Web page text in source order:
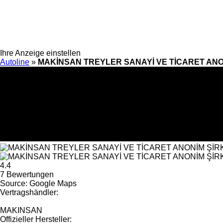
Ihre Anzeige einstellen
Autoline » MAKİNSAN TREYLER SANAYİ VE TİCARET
4.4
7 Bewertungen
Source: Google Maps
Vertragshändler:
MAKINSAN
Offizieller Hersteller: